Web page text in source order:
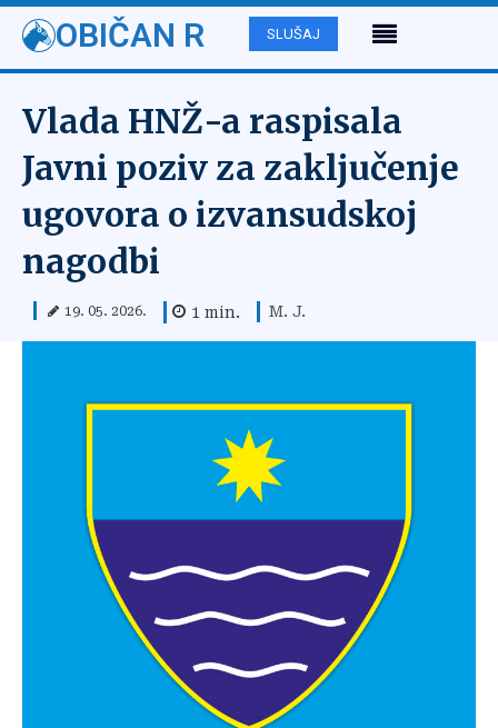
OBIČAN R SLUŠAJ
Vlada HNŽ-a raspisala
Javni poziv za zaključenje
ugovora o izvansudskoj
nagodbi
19. 05. 2026. 1 min. M. J.